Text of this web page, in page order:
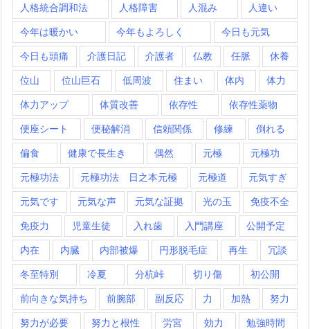
人格統合調和法 人格障害 人混み 人違い
今年は暖かい 今年もよろしく 今日も元気
今日も頭痛 介護日記 介護者 仏教 任脈 休養
位山 位山巨石 低周波 住まい 体内 体力
体力アップ 体質改善 依存性 依存性薬物
便座シート 便秘解消 信頼関係 修練 倒れる
偏食 健康で長生き 偶然 元極 元極功
元極功法 元極功法 日之本元極 元極道 元気すぎ
元気です 元気な声 元気な証拠 光の玉 免疫不全
免疫力 児童生徒 入れ歯 入門講座 公開予定
内在 内臓 内部被爆 円形脱毛症 再生 冗談
冬至特別 冷夏 分杭峠 切り傷 初公開
前向きな気持ち 前腕部 副反応 力 加熱 努力
努力が必要 努力と根性 労宮 効力 勉強時間